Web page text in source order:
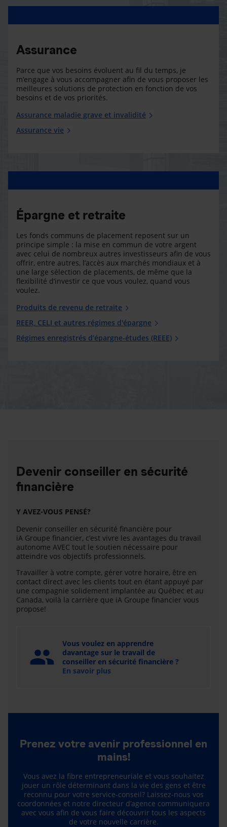
Assurance
Parce que vos besoins évoluent au fil du temps, je
m’engage à vous accompagner afin de vous proposer les
meilleures solutions de protection en fonction de vos
besoins et de vos priorités.
Assurance maladie grave et invalidité
Assurance vie
Épargne et retraite
Les fonds communs de placement reposent sur un
principe simple : la mise en commun de votre argent
avec celui de nombreux autres investisseurs afin de vous
offrir, entre autres, l’accès aux marchés mondiaux et à
une large sélection de placements, de même que la
flexibilité d’investir ce que vous voulez, quand vous
voulez.
Produits de revenu de retraite
REER, CELI et autres régimes d'épargne
Régimes enregistrés d’épargne-études (REEE)
Devenir conseiller en sécurité
financière
Y AVEZ-VOUS PENSÉ?
Devenir conseiller en sécurité financière pour
iA Groupe financier, c’est vivre les avantages du travail
autonome AVEC tout le soutien nécessaire pour
atteindre vos objectifs professionnels.
Travailler à votre compte, gérer votre horaire, être en
contact direct avec les clients tout en étant appuyé par
une compagnie solidement implantée au Québec et au
Canada, voilà la carrière que iA Groupe financier vous
propose!
Vous voulez en apprendre
davantage sur le travail de
conseiller en sécurité financière ?
En savoir plus
Prenez votre avenir professionnel en
mains!
Vous avez la fibre entrepreneuriale et vous souhaitez
jouer un rôle déterminant dans la vie des gens et être
reconnu pour votre service-conseil? Laissez-nous vos
coordonnées et notre directeur d’agence communiquera
avec vous afin de vous faire découvrir tous les aspects
de votre nouvelle carrière.